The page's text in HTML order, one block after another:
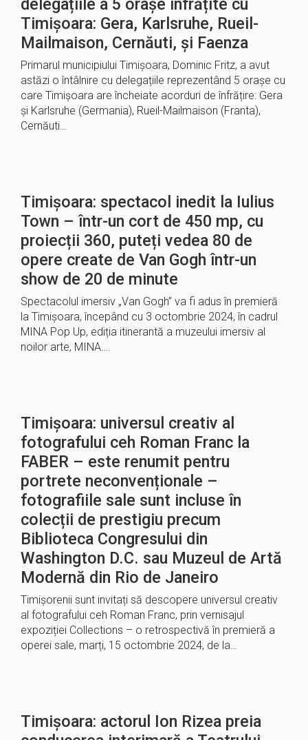
delegațiile a 5 orașe înfrățite cu
Timișoara: Gera, Karlsruhe, Rueil-
Mailmaison, Cernăuti, și Faenza
Primarul municipiului Timișoara, Dominic Fritz, a avut
astăzi o întâlnire cu delegațiile reprezentând 5 orașe cu
care Timișoara are încheiate acorduri de înfrățire: Gera
și Karlsruhe (Germania), Rueil-Mailmaison (Franta),
Cernăuti…
Timișoara: spectacol inedit la Iulius
Town – într-un cort de 450 mp, cu
proiecții 360, puteți vedea 80 de
opere create de Van Gogh într-un
show de 20 de minute
Spectacolul imersiv „Van Gogh” va fi adus în premieră
la Timișoara, începând cu 3 octombrie 2024, în cadrul
MINA Pop Up, ediția itinerantă a muzeului imersiv al
noilor arte, MINA….
Timișoara: universul creativ al
fotografului ceh Roman Franc la
FABER – este renumit pentru
portrete neconvenționale –
fotografiile sale sunt incluse în
colecții de prestigiu precum
Biblioteca Congresului din
Washington D.C. sau Muzeul de Artă
Modernă din Rio de Janeiro
Timișorenii sunt invitați să descopere universul creativ
al fotografului ceh Roman Franc, prin vernisajul
expoziției Collections – o retrospectivă în premieră a
operei sale, marți, 15 octombrie 2024, de la…
Timișoara: actorul Ion Rizea preia